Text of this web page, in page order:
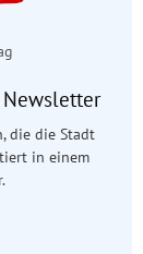
die die Stadt
in einem